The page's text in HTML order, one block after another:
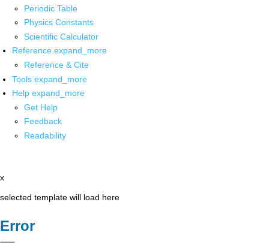
Periodic Table
Physics Constants
Scientific Calculator
Reference expand_more
Reference & Cite
Tools expand_more
Help expand_more
Get Help
Feedback
Readability
x
selected template will load here
Error